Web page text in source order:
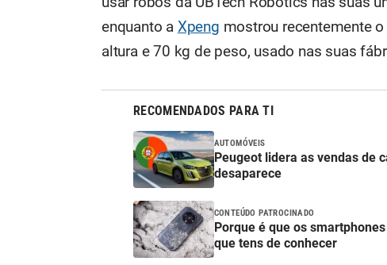
enquanto a Xpeng mostrou recentemente
altura e 70 kg de peso, usado nas suas
RECOMENDADOS PARA TI
AUTOMÓVEIS
Peugeot lidera as vendas de
desaparece
CONTEÚDO PATROCINADO
Porque é que os
que tens de conhecer